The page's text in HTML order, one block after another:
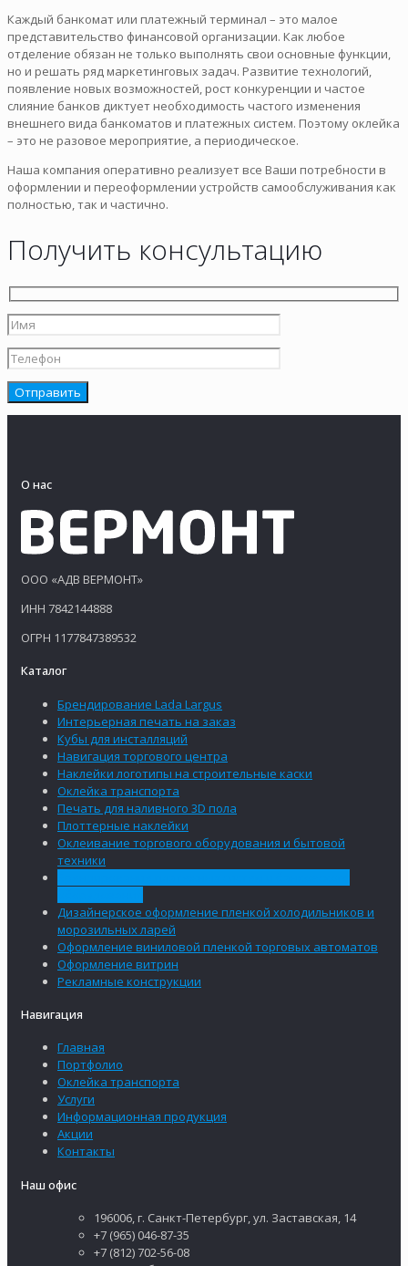
Каждый банкомат или платежный терминал – это малое
представительство финансовой организации. Как любое
отделение обязан не только выполнять свои основные функции,
но и решать ряд маркетинговых задач. Развитие технологий,
появление новых возможностей, рост конкуренции и частое
слияние банков диктует необходимость частого изменения
внешнего вида банкоматов и платежных систем. Поэтому оклейка
– это не разовое мероприятие, а периодическое.
Наша компания оперативно реализует все Ваши потребности в
оформлении и переоформлении устройств самообслуживания как
полностью, так и частично.
Получить консультацию
О нас
ООО «АДВ ВЕРМОНТ»
ИНН 7842144888
ОГРН 1177847389532
Каталог
Брендирование Lada Largus
Интерьерная печать на заказ
Кубы для инсталляций
Навигация торгового центра
Наклейки логотипы на строительные каски
Оклейка транспорта
Печать для наливного 3D пола
Плоттерные наклейки
Оклеивание торгового оборудования и бытовой
техники
Дизайнерское оформление пленкой холодильников и
морозильных ларей
Оформление виниловой пленкой торговых автоматов
Оформление витрин
Рекламные конструкции
Навигация
Главная
Портфолио
Оклейка транспорта
Услуги
Информационная продукция
Акции
Контакты
Наш офис
196006, г. Санкт-Петербург, ул. Заставская, 14
+7 (965) 046-87-35
+7 (812) 702-56-08